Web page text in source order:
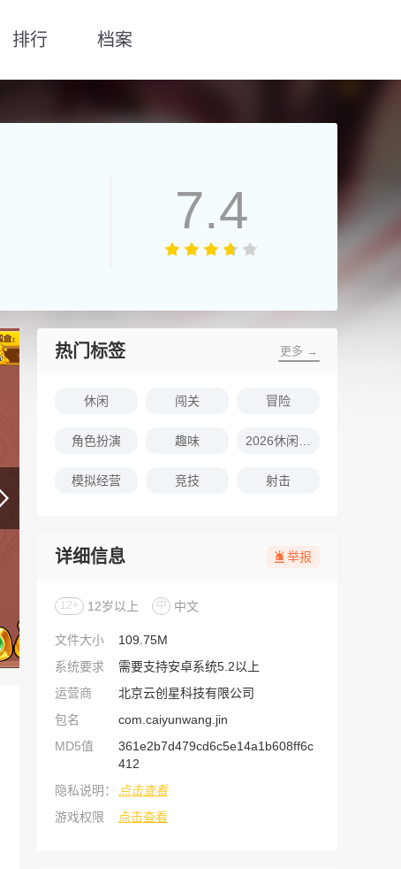
排行 档案
7.4
热门标签 更多 →
休闲 闯关 冒险
角色扮演 趣味
模拟经营 竞技 射击
详细信息 举报
12+ 12岁以上 中 中文
文件大小
109.75M
系统要求
需要支持安卓系统5.2以上
运营商
北京云创星科技有限公司
包名
com.caiyunwang.jin
MD5值
361e2b7d479cd6c5e14a1b608ff6c
412
隐私说明：
点击查看
游戏权限
点击查看